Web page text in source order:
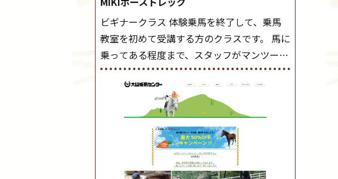
ビギナークラス 体験乗馬を終了して、乗馬
教室を初めて受講する方のクラスです。 馬に
乗ってある程度まで、スタッフがマンツーマ
ンで指導します。 また、馬に乗るだけでな
く、馬の手入れや馬装（鞍などを装着する）
もこのクラスで把握し、「馬に触れること」
にも慣れていきましょう。 スタートクラス
ビギナークラスで単独で軽速歩(けいはやあ
し)ができるようになったら スタートクラス
へ。 グループレッスンで馬のスピードを調